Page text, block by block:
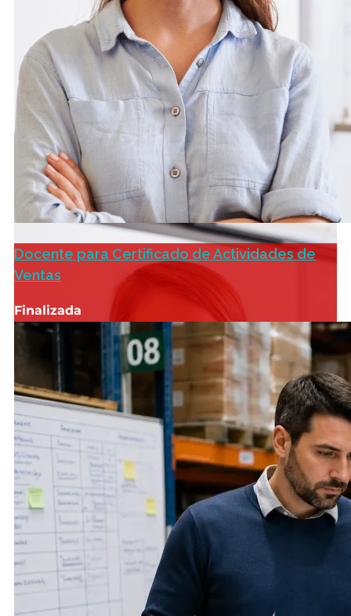
Docente para Certificado de Actividades de
Ventas
Finalizada